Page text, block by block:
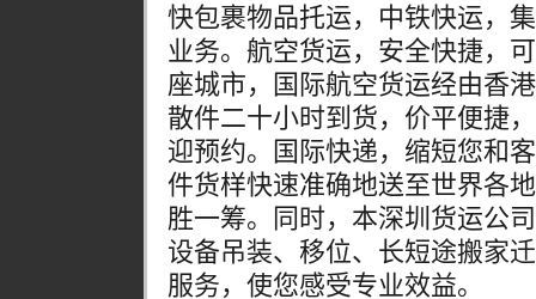
快包裹物品托运，中铁快运，
业务。航空货运，安全快捷，
座城市，国际航空货运经由香
散件二十小时到货，价平便捷
迎预约。国际快递，缩短您和
件货样快速准确地送至世界各
胜一筹。同时，本深圳货运公
设备吊装、移位、长短途搬家
服务，使您感受专业效益。